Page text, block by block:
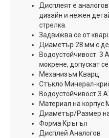
Дисплеят е
дизайн и нежен
стрелка.
Задвижва се от
Диаметър 28 мм с
Водоустойчивост: 3
мокрене, допускат
Механизъм Кварц
Стъкло Минерал-
Водоустойчивост 3
Материал на корпус
Диаметър/Размер
Форма Кръгъл
Дисплей Аналогов